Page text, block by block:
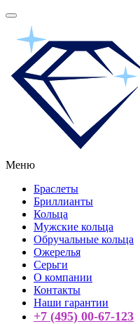
Меню
Браслеты
Бриллианты
Кольца
Мужские кольца
Обручальные кольца
Ожерелья
Серьги
О компании
Контакты
Наши гарантии
+7 (495) 00-67-123